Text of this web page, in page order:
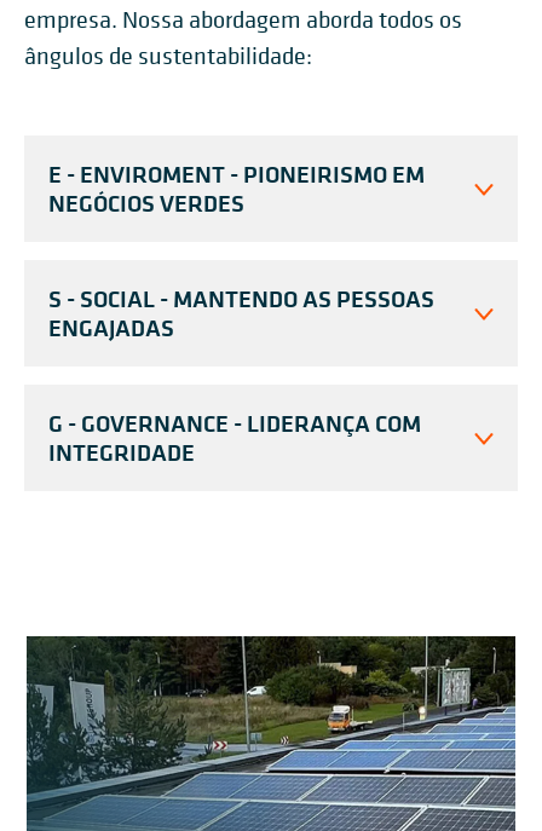
empresa. Nossa abordagem aborda todos os
ângulos de sustentabilidade:
E - ENVIROMENT - PIONEIRISMO EM
NEGÓCIOS VERDES
S - SOCIAL - MANTENDO AS PESSOAS
ENGAJADAS
G - GOVERNANCE - LIDERANÇA COM
INTEGRIDADE